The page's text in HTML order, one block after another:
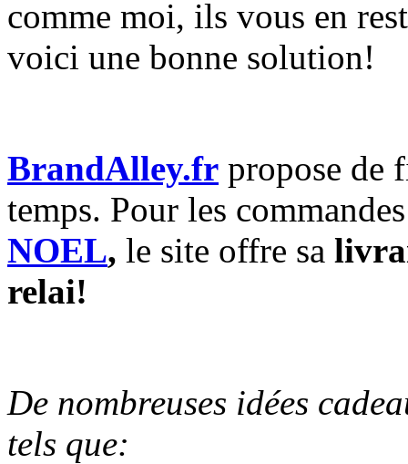
comme moi, ils vous en
voici une bonne solution!
BrandAlley.fr propose de
temps. Pour les
NOEL, le site offre sa
relai!
De nombreuses idées
tels que: